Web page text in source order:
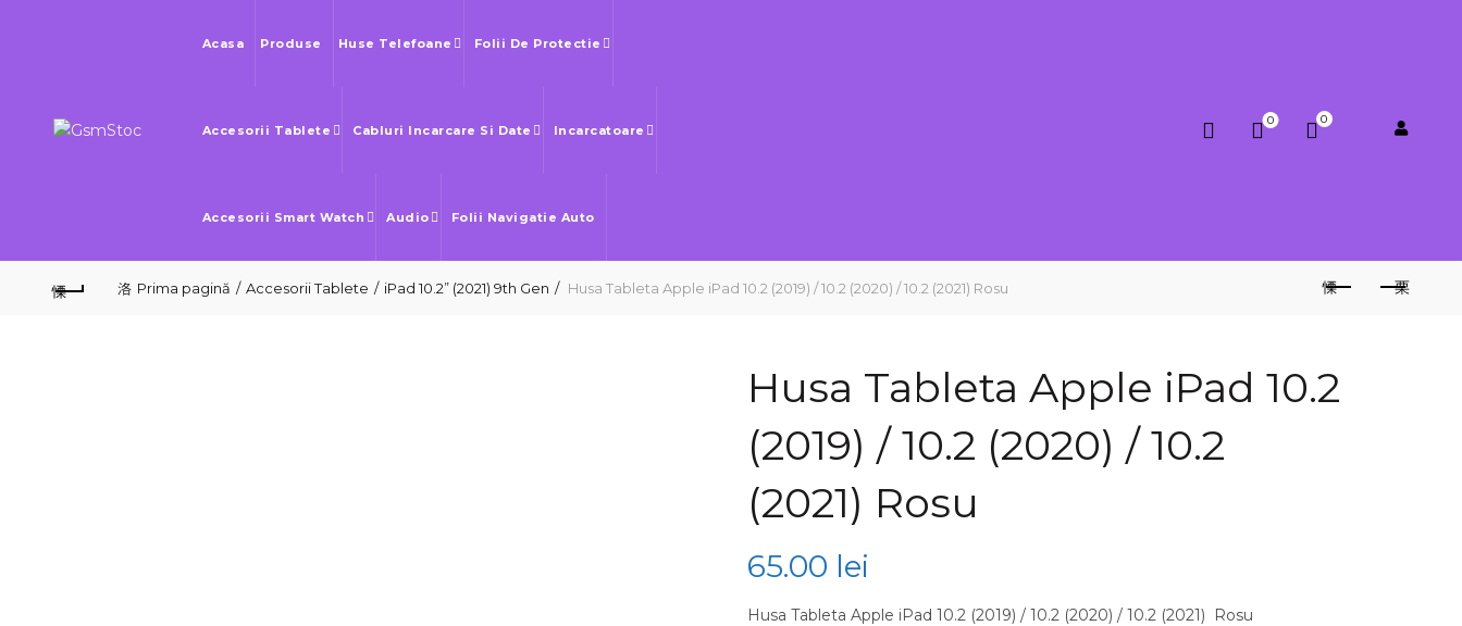
Acasa Produse Huse Telefoane Folii De Protectie
Accesorii Tablete Cabluri Incarcare Si Date Incarcatoare
Accesorii Smart Watch Audio Folii Navigatie Auto
0 0
Prima pagină Accesorii Tablete iPad 10.2” (2021) 9th Gen Husa Tableta Apple iPad 10.2 (2019) / 10.2 (2020) / 10.2 (2021) Rosu
Husa Tableta Apple iPad 10.2
(2019) / 10.2 (2020) / 10.2
(2021) Rosu
65.00 lei
Husa Tableta Apple iPad 10.2 (2019) / 10.2 (2020) / 10.2 (2021) Rosu